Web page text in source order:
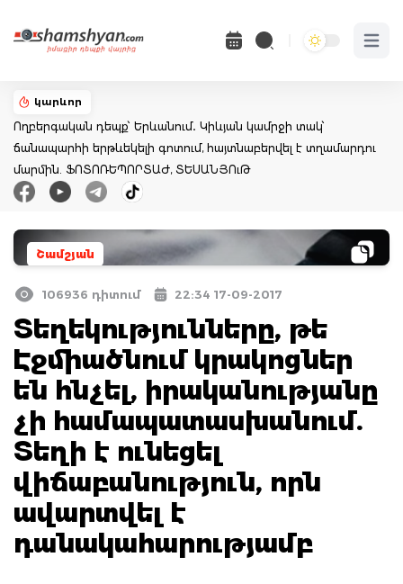
Open
կարևոր
Ողբերգական դեպք՝ Երևանում․ Կիևյան կամրջի տակ՝
ճանապարհի երթևեկելի գոտում, հայտնաբերվել է տղամարդու
մարմին. ՖՈՏՈՌԵՊՈՐՏԱԺ, ՏԵՍԱՆՅՈւԹ
Շամշյան
106936 դիտում 22:34 17-09-2017
Տեղեկությունները, թե
Էջմիածնում կրակոցներ
են հնչել, իրականությանը
չի համապատասխանում.
Տեղի է ունեցել
վիճաբանություն, որն
ավարտվել է
դանակահարությամբ